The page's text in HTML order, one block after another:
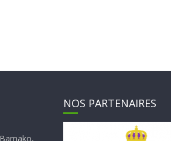
NOS PARTENAIRES